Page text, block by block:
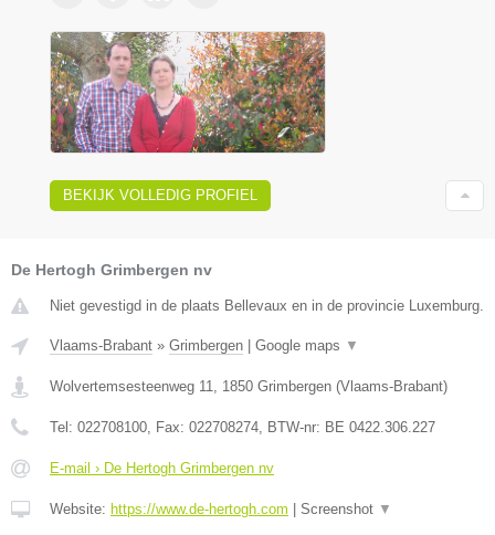
BEKIJK VOLLEDIG PROFIEL
De Hertogh Grimbergen nv
Niet gevestigd in de plaats Bellevaux en in de provincie Luxemburg.
Vlaams-Brabant » Grimbergen Google maps ▼
Wolvertemsesteenweg 11 1850 Grimbergen (Vlaams-Brabant)
Tel: 022708100 , Fax: 022708274 , BTW-nr: BE 0422.306.227
E-mail › De Hertogh Grimbergen nv
Website: https://www.de-hertogh.com Screenshot ▼